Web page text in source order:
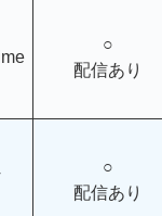
○
配信あり
○
配信あり